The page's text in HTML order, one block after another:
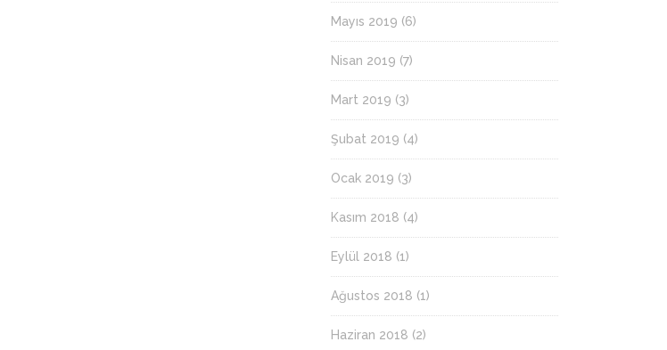
Mayıs 2019 (6)
Nisan 2019 (7)
Mart 2019 (3)
Şubat 2019 (4)
Ocak 2019 (3)
Kasım 2018 (4)
Eylül 2018 (1)
Ağustos 2018 (1)
Haziran 2018 (2)